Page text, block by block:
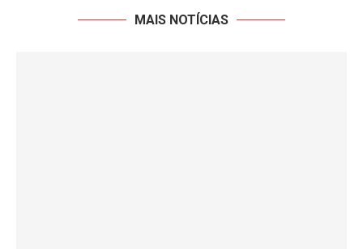
MAIS NOTÍCIAS